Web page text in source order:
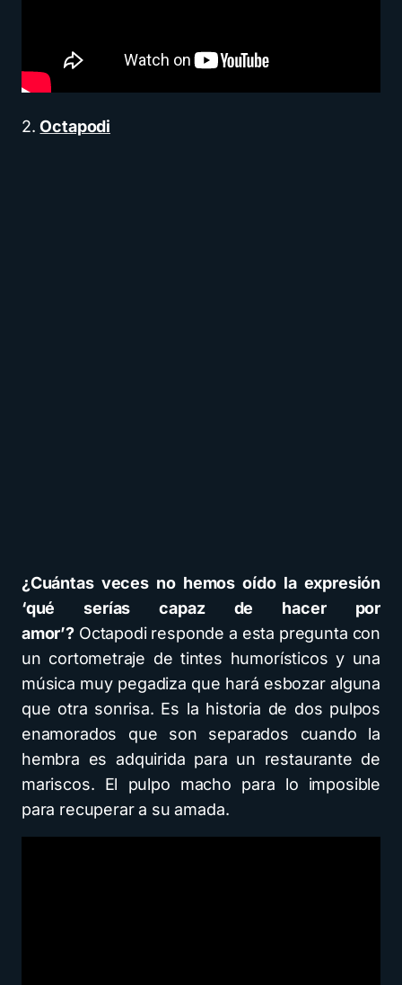
2. Octapodi
¿Cuántas veces no hemos oído la expresión
‘qué serías capaz de hacer por
amor’?Octapodi responde a esta pregunta con
un cortometraje de tintes humorísticos y una
música muy pegadiza que hará esbozar alguna
que otra sonrisa. Es la historia de dos pulpos
enamorados que son separados cuando la
hembra es adquirida para un restaurante de
mariscos. El pulpo macho para lo imposible
para recuperar a su amada.